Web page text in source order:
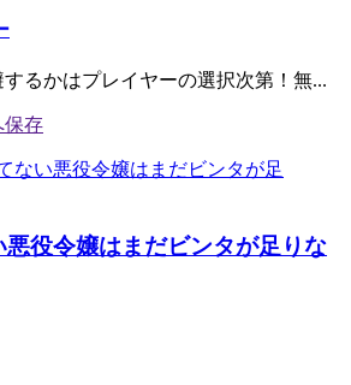
るかはプレイヤーの選択次第！無...
役令嬢はまだビンタが足りな